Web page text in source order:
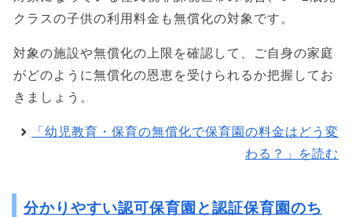
クラスの子供の利用料金も無償化の対象です。
対象の施設や無償化の上限を確認して、ご自身の家庭
がどのように無償化の恩恵を受けられるか把握してお
きましょう。
「幼児教育・保育の無償化で保育園の料金はどう変
わる？」を読む
分かりやすい認可保育園と認証保育園のち